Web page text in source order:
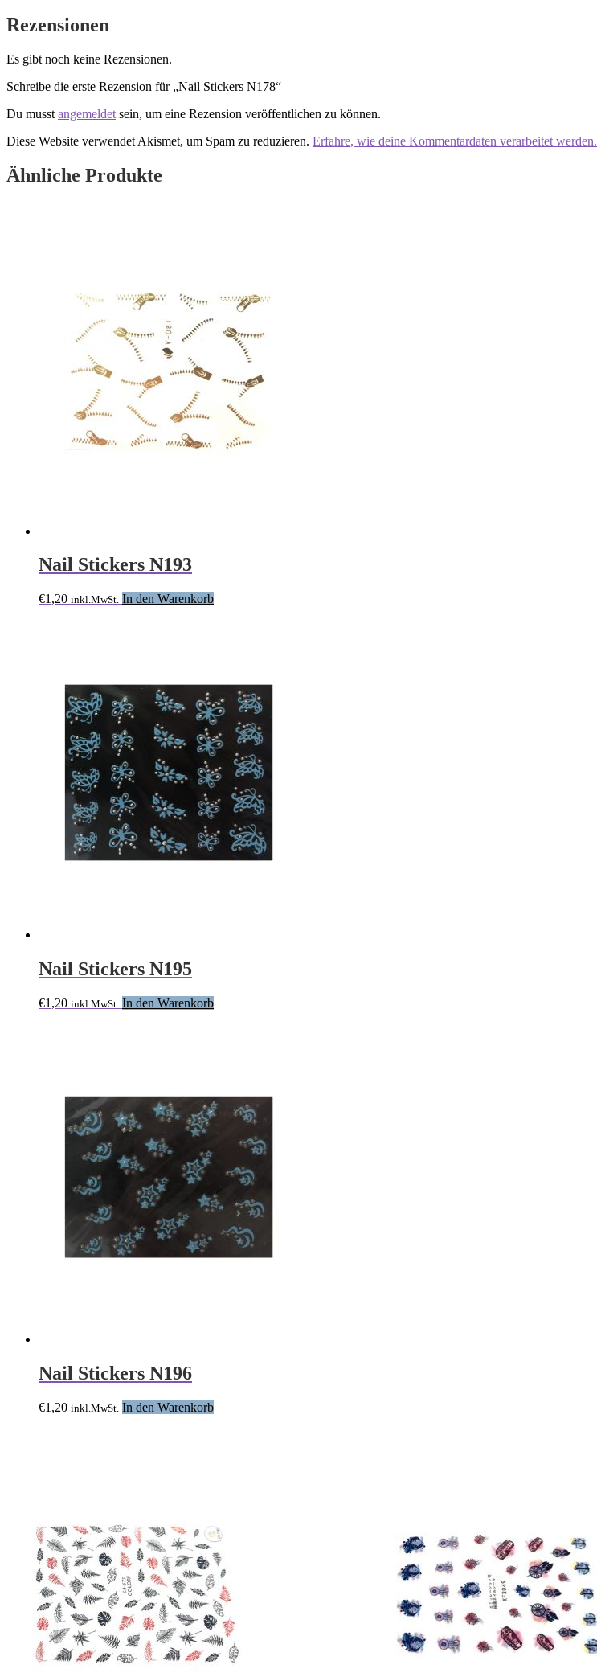
Rezensionen
Es gibt noch keine Rezensionen.
Schreibe die erste Rezension für „Nail Stickers N178“
Du musst angemeldet sein, um eine Rezension veröffentlichen zu können.
Diese Website verwendet Akismet, um Spam zu reduzieren. Erfahre, wie deine Kommentardaten verarbeitet werden.
Ähnliche Produkte
Nail Stickers N193
€1,20 inkl.MwSt. In den Warenkorb
Nail Stickers N195
€1,20 inkl.MwSt. In den Warenkorb
Nail Stickers N196
€1,20 inkl.MwSt. In den Warenkorb